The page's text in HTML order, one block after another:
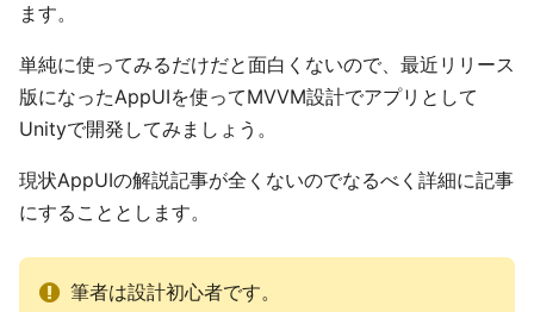
ます。
単純に使ってみるだけだと面白くないので、最近リリース
版になったAppUIを使ってMVVM設計でアプリとして
Unityで開発してみましょう。
現状AppUIの解説記事が全くないのでなるべく詳細に記事
にすることとします。
筆者は設計初心者です。